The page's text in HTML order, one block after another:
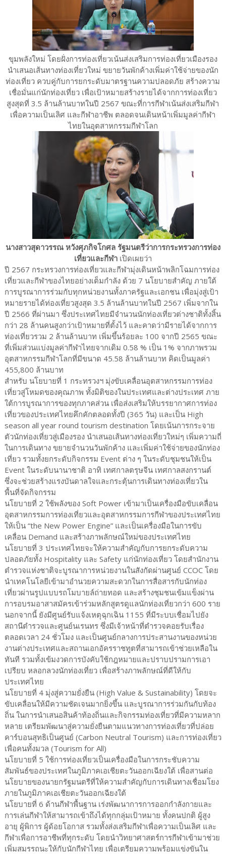
ขุมพลังใหม่ โดยฝั่งการท่องเที่ยวเน้นส่งเสริมการท่องเที่ยวเมืองรอง
นำเสนอเส้นทางท่องเที่ยวใหม่ ขยายวันพักค้างเพิ่มค่าใช้จ่ายของนัก
ท่องเที่ยว ควบคู่กับการยกระดับมาตรฐานความปลอดภัย สร้างความ
เชื่อมั่นแก่นักท่องเที่ยว เพื่อเป้าหมายสร้างรายได้จากการท่องเที่ยว
สูงสุดที่ 3.5 ล้านล้านบาทในปี 2567 ขณะที่การกีฬาเน้นส่งเสริมกีฬา
เพื่อความเป็นเลิศ และกีฬาอาชีพ ตลอดจนเดินหน้าเพิ่มมูลค่ากีฬา
ไทยในอุตสาหกรรมกีฬาโลก
นางสาวสุดาวรรณ หวังศุภกิจโกศล รัฐมนตรีว่าการกระทรวงการท่อง
เที่ยวและกีฬาเปิดเผยว่า
ปี 2567 กระทรวงการท่องเที่ยวและกีฬามุ่งเดินหน้าพลิกโฉมการท่อง
เที่ยวและกีฬาของไทยอย่างเต็มกำลัง ด้วย 7 นโยบายสำคัญ ภายใต้
การบูรณาการร่วมกับทุกหน่วยงานทั้งภาครัฐและเอกชน เพื่อมุ่งสู่เป้า
หมายรายได้ท่องเที่ยวสูงสุด 3.5 ล้านล้านบาทในปี 2567 เพิ่มจากใน
ปี 2566 ที่ผ่านมา ซึ่งประเทศไทยมีจำนวนนักท่องเที่ยวต่างชาติทั้งสิ้น
กว่า 28 ล้านคนสูงกว่าเป้าหมายที่ตั้งไว้ และคาดว่ามีรายได้จากการ
ท่องเที่ยวรวม 2 ล้านล้านบาท เพิ่มขึ้นร้อยละ 100 จากปี 2565 ขณะ
ที่เพิ่มส่วนแบ่งมูลค่ากีฬาไทยจากเดิม 0.58 % เป็น 1% จากภาพรวม
อุตสาหกรรมกีฬาโลกที่มีขนาด 45.58 ล้านล้านบาท คิดเป็นมูลค่า
455,800 ล้านบาท
สำหรับ นโยบายที่ 1 กระทรวงฯ มุ่งขับเคลื่อนอุตสาหกรรมการท่อง
เที่ยวสู่โหมดของคุณภาพ ทั้งมิติของในประเทศและต่างประเทศ ภาย
ใต้การบูรณาการของทุกภาคส่วน เพื่อส่งเสริมให้บรรยากาศการท่อง
เที่ยวของประเทศไทยคึกคักตลอดทั้งปี (365 วัน) และเป็น High
season all year round tourism destination โดยเน้นการกระจาย
ตัวนักท่องเที่ยวสู่เมืองรอง นำเสนอเส้นทางท่องเที่ยวใหม่ๆ เพิ่มความถี่
ในการเดินทาง ขยายจำนวนวันพักค้าง และเพิ่มค่าใช้จ่ายของนักท่อง
เที่ยว รวมทั้งยกระดับกิจกรรม Event ต่าง ๆ ในระดับชุมชนให้เป็น
Event ในระดับนานาชาติ อาทิ เทศกาลตรุษจีน เทศกาลสงกรานต์
ซึ่งจะช่วยสร้างแรงบันดาลใจและกระตุ้นการเดินทางท่องเที่ยวใน
พื้นที่จัดกิจกรรม
นโยบายที่ 2 ใช้พลังของ Soft Power เข้ามาเป็นเครื่องมือขับเคลื่อน
อุตสาหกรรมการท่องเที่ยวและอุตสาหกรรมการกีฬาของประเทศไทย
ให้เป็น “the New Power Engine” และเป็นเครื่องมือในการขับ
เคลื่อน Demand และสร้างภาพลักษณ์ใหม่ของประเทศไทย
นโยบายที่ 3 ประเทศไทยจะให้ความสำคัญกับการยกระดับความ
ปลอดภัยทั้ง Hospitality และ Safety แก่นักท่องเที่ยว โดยสำนักงาน
ตำรวจแห่งชาติจะบูรณาการหน่วยงานในสังกัดผ่านศูนย์ CCOC โดย
นำเทคโนโลยีเข้ามาอำนวยความสะดวกในการสื่อสารกับนักท่อง
เที่ยวผ่านรูปแบบรถโมบายล์ถ่ายทอด และสร้างชุมชนเข้มแข็งผ่าน
การอบรมอาสาสมัครเข้าร่วมหลักสูตรดูแลนักท่องเที่ยวกว่า 600 ราย
นอกจากนี้ ยังมีศูนย์รับแจ้งเหตุฉุกเฉิน 1155 ที่มีระบบเชื่อมไปยัง
สถานีตำรวจและศูนย์นเรนทร ซึ่งมีเจ้าหน้าที่ตำรวจคอยรับเรื่อง
ตลอดเวลา 24 ชั่วโมง และเป็นศูนย์กลางการประสานงานของหน่วย
งานต่างประเทศและสถานเอกอัครราชทูตที่สามารถเข้าช่วยเหลือใน
ทันที รวมทั้งเข้มงวดการบังคับใช้กฎหมายและปราบปรามการเอา
เปรียบ หลอกลวงนักท่องเที่ยว เพื่อสร้างภาพลักษณ์ที่ดีให้กับ
ประเทศไทย
นโยบายที่ 4 มุ่งสู่ความยั่งยืน (High Value & Sustainability) โดยจะ
ขับเคลื่อนให้มีความชัดเจนมากยิ่งขึ้น และบูรณาการร่วมกันกับท้อง
ถิ่น ในการนำเสนอสินค้าท้องถิ่นและกิจกรรมท่องเที่ยวที่มีความหลาก
หลาย เตรียมพัฒนาสู่ความยั่งยืนตามแนวทางการท่องเที่ยวที่ปล่อย
คาร์บอนสุทธิเป็นศูนย์ (Carbon Neutral Tourism) และการท่องเที่ยว
เพื่อคนทั้งมวล (Tourism for All)
นโยบายที่ 5 ใช้การท่องเที่ยวเป็นเครื่องมือในการกระชับความ
สัมพันธ์ของประเทศในภูมิภาคเอเชียตะวันออกเฉียงใต้ เพื่อสานต่อ
นโยบายของนายกรัฐมนตรีที่ให้ความสำคัญกับการเดินทางเชื่อมโยง
ภายในภูมิภาคเอเชียตะวันออกเฉียงใต้
นโยบายที่ 6 ด้านกีฬาพื้นฐาน เร่งพัฒนาการการออกกำลังกายและ
การเล่นกีฬาให้สามารถเข้าถึงได้ทุกกลุ่มเป้าหมาย ทั้งคนปกติ ผู้สูง
อายุ ผู้พิการ ผู้ด้อยโอกาส รวมทั้งส่งเสริมกีฬาเพื่อความเป็นเลิศ และ
กีฬาเพื่อการอาชีพที่ทุกระดับ โดยนำวิทยาศาสตร์การกีฬาเข้ามาช่วย
เพิ่มสมรรถนะให้กับนักกีฬาไทย เพื่อเตรียมความพร้อมแข่งขันใน